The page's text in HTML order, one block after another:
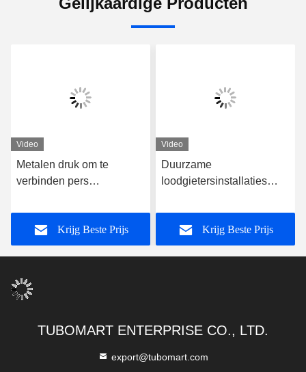
Video
Metalen druk om te
verbinden pers
loodvrij voor PEX AL
PEX-pijpKrijg Beste Prijs
Video
Duurzame
loodgietersinstallaties
Fittings Nickel Plated
Brass Press Fittings
Krijg Beste Prijs
TUBOMART ENTERPRISE CO., LTD.
export@tubomart.com